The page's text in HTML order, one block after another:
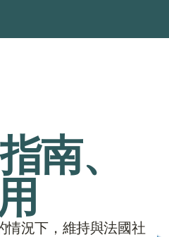
南、
情況下，維持與法國社